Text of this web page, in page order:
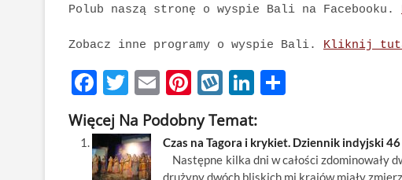
Polub naszą stronę o wyspie Bali na Facebooku.
Zobacz inne programy o wyspie Bali. Kliknij
F
ac
e
b
T
w
itt
er
E
m
ail
Pi
nt
er
es
W
k
o
Li
k
e
ar
e
Więcej Na Podobny Temat:
Czas na Tagora i krykiet. Dziennik indyjski 46
Następne kilka dni w całości zdominowały
drużyny dwóch bliskich mi krajów miały